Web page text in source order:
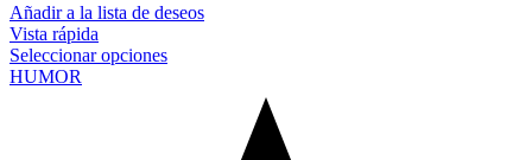
Añadir a la lista de deseos
Vista rápida
Seleccionar opciones
HUMOR